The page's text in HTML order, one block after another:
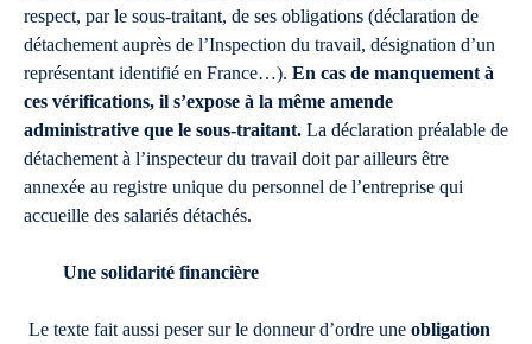
respect, par le sous-traitant, de ses obligations (déclaration de
détachement auprès de l’Inspection du travail, désignation d’un
représentant identifié en France…). En cas de manquement à
ces vérifications, il s’expose à la même amende
administrative que le sous-traitant. La déclaration préalable de
détachement à l’inspecteur du travail doit par ailleurs être
annexée au registre unique du personnel de l’entreprise qui
accueille des salariés détachés.
Une solidarité financière
Le texte fait aussi peser sur le donneur d’ordre une obligation